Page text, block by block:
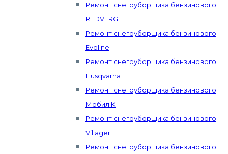
Ремонт снегоуборщика бензинового
REDVERG
Ремонт снегоуборщика бензинового
Evoline
Ремонт снегоуборщика бензинового
Husqvarna
Ремонт снегоуборщика бензинового
Мобил К
Ремонт снегоуборщика бензинового
Villager
Ремонт снегоуборщика бензинового